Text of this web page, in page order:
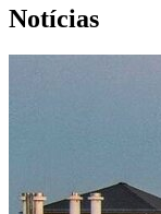
Notícias